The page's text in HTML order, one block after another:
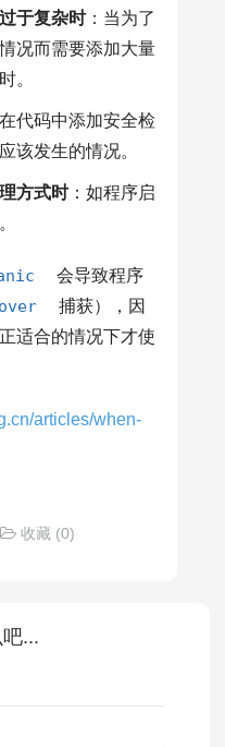
于复杂时：当为了
况而需要添加大量
。
在代码中添加安全检
该发生的情况。
方式时：如程序启
会导致程序
捕获），因
适合的情况下才使
articles/when-
收藏 (0)
...